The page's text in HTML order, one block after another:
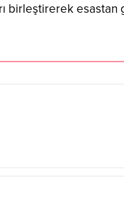
birleştirerek esastan